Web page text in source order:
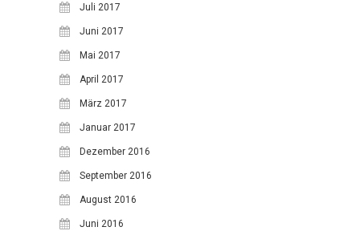
3 4
10
17 18
24 25 26
31
Juli 2017
Juni 2017
Mai 2017
April 2017
März 2017
Januar 2017
Dezember 2016
September 2016
August 2016
Juni 2016